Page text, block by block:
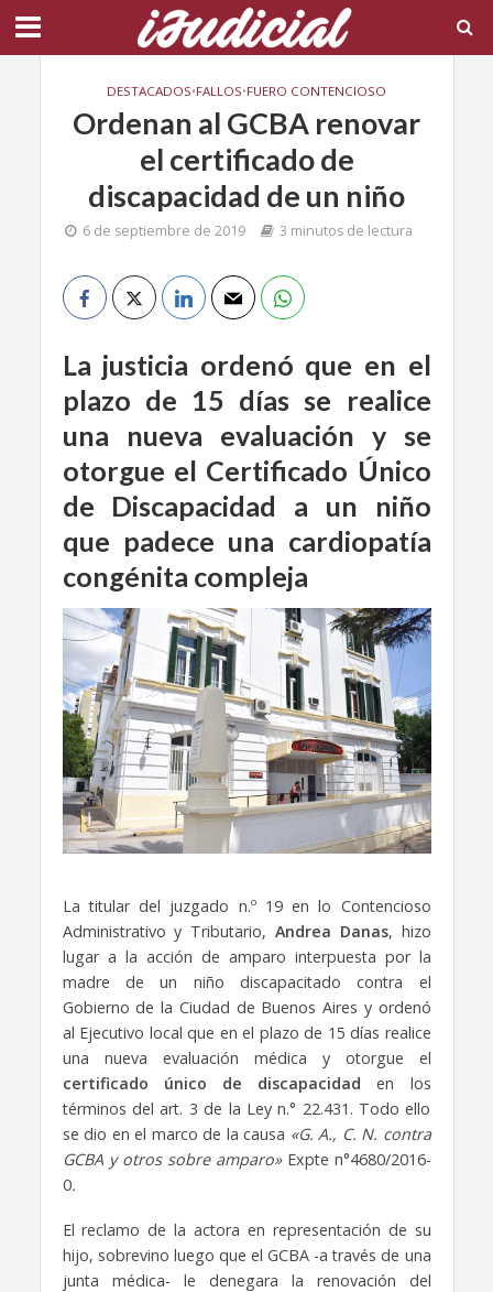
DESTACADOS•FALLOS•FUERO CONTENCIOSO
Ordenan al GCBA renovar
el certificado de
discapacidad de un niño
6 de septiembre de 2019 3 minutos de lectura
La justicia ordenó que en el
plazo de 15 días se realice
una nueva evaluación y se
otorgue el Certificado Único
de Discapacidad a un niño
que padece una cardiopatía
congénita compleja
La titular del juzgado n.º 19 en lo Contencioso
Administrativo y Tributario, Andrea Danas, hizo
lugar a la acción de amparo interpuesta por la
madre de un niño discapacitado contra el
Gobierno de la Ciudad de Buenos Aires y ordenó
al Ejecutivo local que en el plazo de 15 días realice
una nueva evaluación médica y otorgue el
certificado único de discapacidad en los
términos del art. 3 de la Ley n.° 22.431. Todo ello
se dio en el marco de la causa «G. A., C. N. contra
GCBA y otros sobre amparo» Expte n°4680/2016-
0.
El reclamo de la actora en representación de su
hijo, sobrevino luego que el GCBA -a través de una
junta médica- le denegara la renovación del